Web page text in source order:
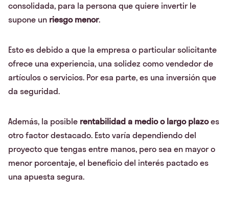
consolidada, para la persona que quiere invertir le
supone un riesgo menor.
Esto es debido a que la empresa o particular solicitante
ofrece una experiencia, una solidez como vendedor de
artículos o servicios. Por esa parte, es una inversión que
da seguridad.
Además, la posible rentabilidad a medio o largo plazoes
otro factor destacado. Esto varía dependiendo del
proyecto que tengas entre manos, pero sea en mayor o
menor porcentaje, el beneficio del interés pactado es
una apuesta segura.